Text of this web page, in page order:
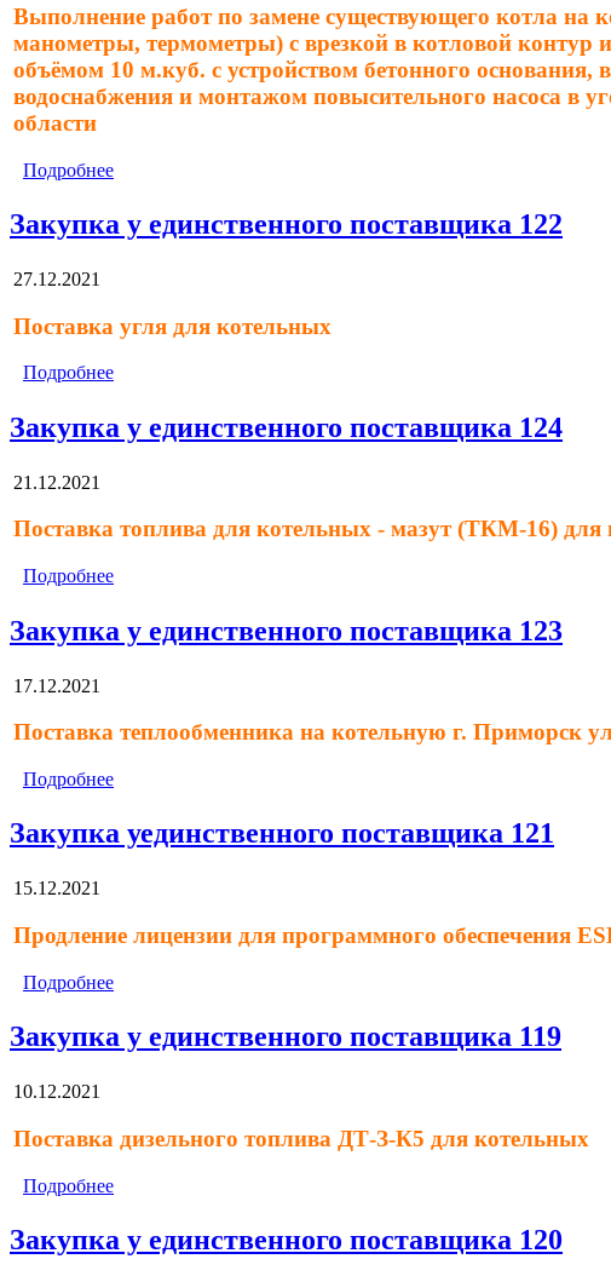
Выполнение работ по замене существующего котла на
манометры, термометры) с врезкой в котловой контур
объёмом 10 м.куб. с устройством бетонного
водоснабжения и монтажом повысительного насоса в
области
Подробнее
Закупка у единственного поставщика 122
27.12.2021
Поставка угля для котельных
Подробнее
Закупка у единственного поставщика 124
21.12.2021
Поставка топлива для котельных - мазут (ТКМ-16)
Подробнее
Закупка у единственного поставщика 123
17.12.2021
Поставка теплообменника на котельную г. Приморск
Подробнее
Закупка уединственного поставщика 121
15.12.2021
Продление лицензии для программного обеспечения
Подробнее
Закупка у единственного поставщика 119
10.12.2021
Поставка дизельного топлива ДТ-З-К5 для котельных
Подробнее
Закупка у единственного поставщика 120